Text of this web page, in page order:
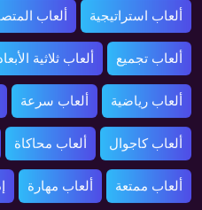
ألعاب استراتيجية ألعاب
ألعاب تجميع ألعاب ثلاثية
ألعاب رياضية ألعاب سرعة
ألعاب كاجوال ألعاب محاكاة
ألعاب ممتعة ألعاب مهارة